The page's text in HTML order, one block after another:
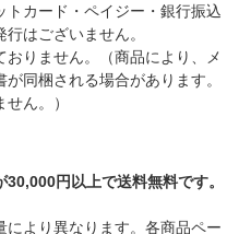
トカード・ペイジー・銀行振込
はございません。
おりません。（商品により、メ
同梱される場合があります。
ん。）
円以上で送料無料です。
により異なります。各商品ペー